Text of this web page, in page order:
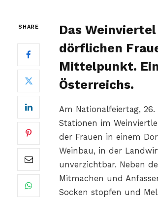
SHARE
Das
dörflichen
Mittelpunkt.
Österreichs.
Am Nationalfeiertag,
Stationen im
der Frauen in einem
Weinbau, in der
unverzichtbar. Neben
Mitmachen und
Socken stopfen und